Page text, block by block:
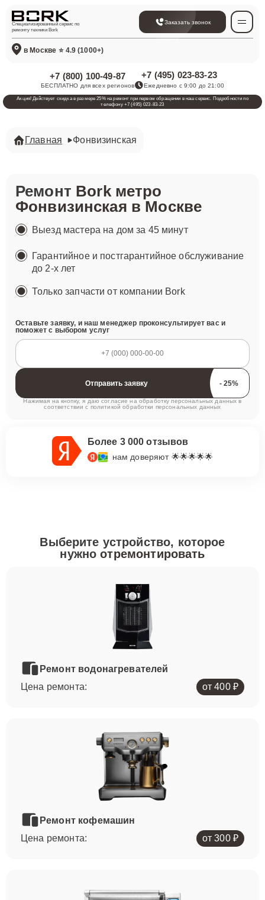
Специализированный сервис по
ремонту техники Bork
Заказать звонок
в Москве ⭐ 4.9 (1000+)
+7 (800) 100-49-87
БЕСПЛАТНО для всех регионов
+7 (495) 023-83-23
Ежедневно с 9:00 до 21:00
Акция! Действует скидка в размере 25% на ремонт при первом обращении в наш сервис. Подробности по
телефону +7 (495) 023-83-23
Главная Фонвизинская
Ремонт Bork метро
Фонвизинская в Москве
Выезд мастера на дом за 45 минут
Гарантийное и постгарантийное обслуживание
до 2-х лет
Только запчасти от компании Bork
Оставьте заявку, и наш менеджер проконсультирует вас и
поможет с выбором услуг
Отправить заявку
Нажимая на кнопку, я даю согласие на обработку персональных данных в
соответствии с политикой обработки персональных данных
Более 3 000 отзывов
нам доверяют 🌟🌟🌟🌟🌟
Выберите устройство, которое
нужноотремонтировать
Ремонт водонагревателей
Цена ремонта:
от 400 ₽
Ремонт кофемашин
Цена ремонта:
от 300 ₽